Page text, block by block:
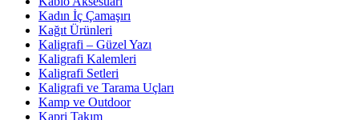
Kadın İç Çamaşırı
Kağıt Ürünleri
Kaligrafi – Güzel Yazı
Kaligrafi Kalemleri
Kaligrafi Setleri
Kaligrafi ve Tarama Uçları
Kamp ve Outdoor
Kapri Takım